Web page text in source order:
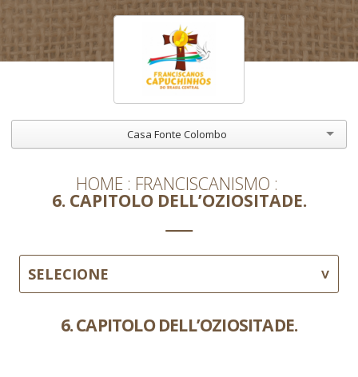
Casa Fonte Colombo
HOME FRANCISCANISMO
6. CAPITOLO DELL’OZIOSITADE.
SELECIONE
6. CAPITOLO DELL’OZIOSITADE.